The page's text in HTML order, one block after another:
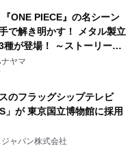
ONE PIECE』の名シーン
で解き明かす！ メタル製立
種が登場！ ～ストーリーと
融合した 大人の体験型パズ
(金)12時より先行予約受付
ヤマ
のフラッグシップテレビ
」が 東京国立博物館に採用
ャパン株式会社